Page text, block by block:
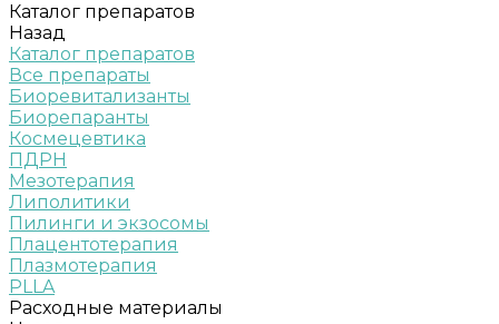
Каталог препаратов
Назад
Каталог препаратов
Все препараты
Биоревитализанты
Биорепаранты
Космецевтика
ПДРН
Мезотерапия
Липолитики
Пилинги и экзосомы
Плацентотерапия
Плазмотерапия
PLLA
Расходные материалы